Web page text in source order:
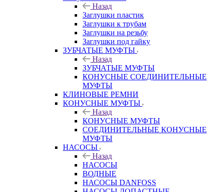
Назад
Заглушки пластик
Заглушки к трубам
Заглушки на резьбу
Заглушки под гайку
ЗУБЧАТЫЕ МУФТЫ
Назад
ЗУБЧАТЫЕ МУФТЫ
КОНУСНЫЕ СОЕДИНИТЕЛЬНЫЕ
МУФТЫ
КЛИНОВЫЕ РЕМНИ
КОНУСНЫЕ МУФТЫ
Назад
КОНУСНЫЕ МУФТЫ
СОЕДИНИТЕЛЬНЫЕ КОНУСНЫЕ
МУФТЫ
НАСОСЫ
Назад
НАСОСЫ
ВОДНЫЕ
НАСОСЫ DANFOSS